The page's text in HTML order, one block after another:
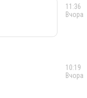
11:36
Вчора
10:19
Вчора